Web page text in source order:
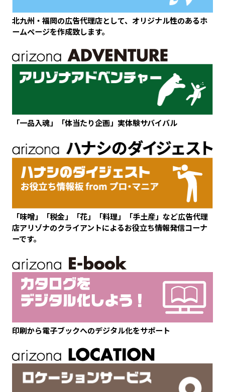
北九州・福岡の広告代理店として、オリジナル性のあるホ
ームページを作成致します。
「一品入魂」「体当たり企画」実体験サバイバル
「味噌」「税金」「花」「料理」「手土産」など広告代理
店アリゾナのクライアントによるお役立ち情報発信コーナ
ーです。
印刷から電子ブックへのデジタル化をサポート